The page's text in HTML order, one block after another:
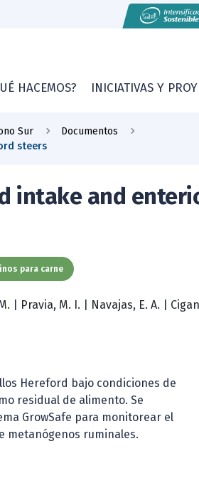
HACEMOS? INICIATIVAS Y
Sur
Documentos
steers
intake and
para carne
Pravia, M. I. Navajas, E. A.
Hereford bajo condiciones de
residual de alimento. Se
GrowSafe para monitorear el
metanógenos ruminales.